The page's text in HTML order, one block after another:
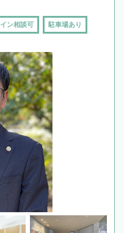
ン相談可 駐車場あり